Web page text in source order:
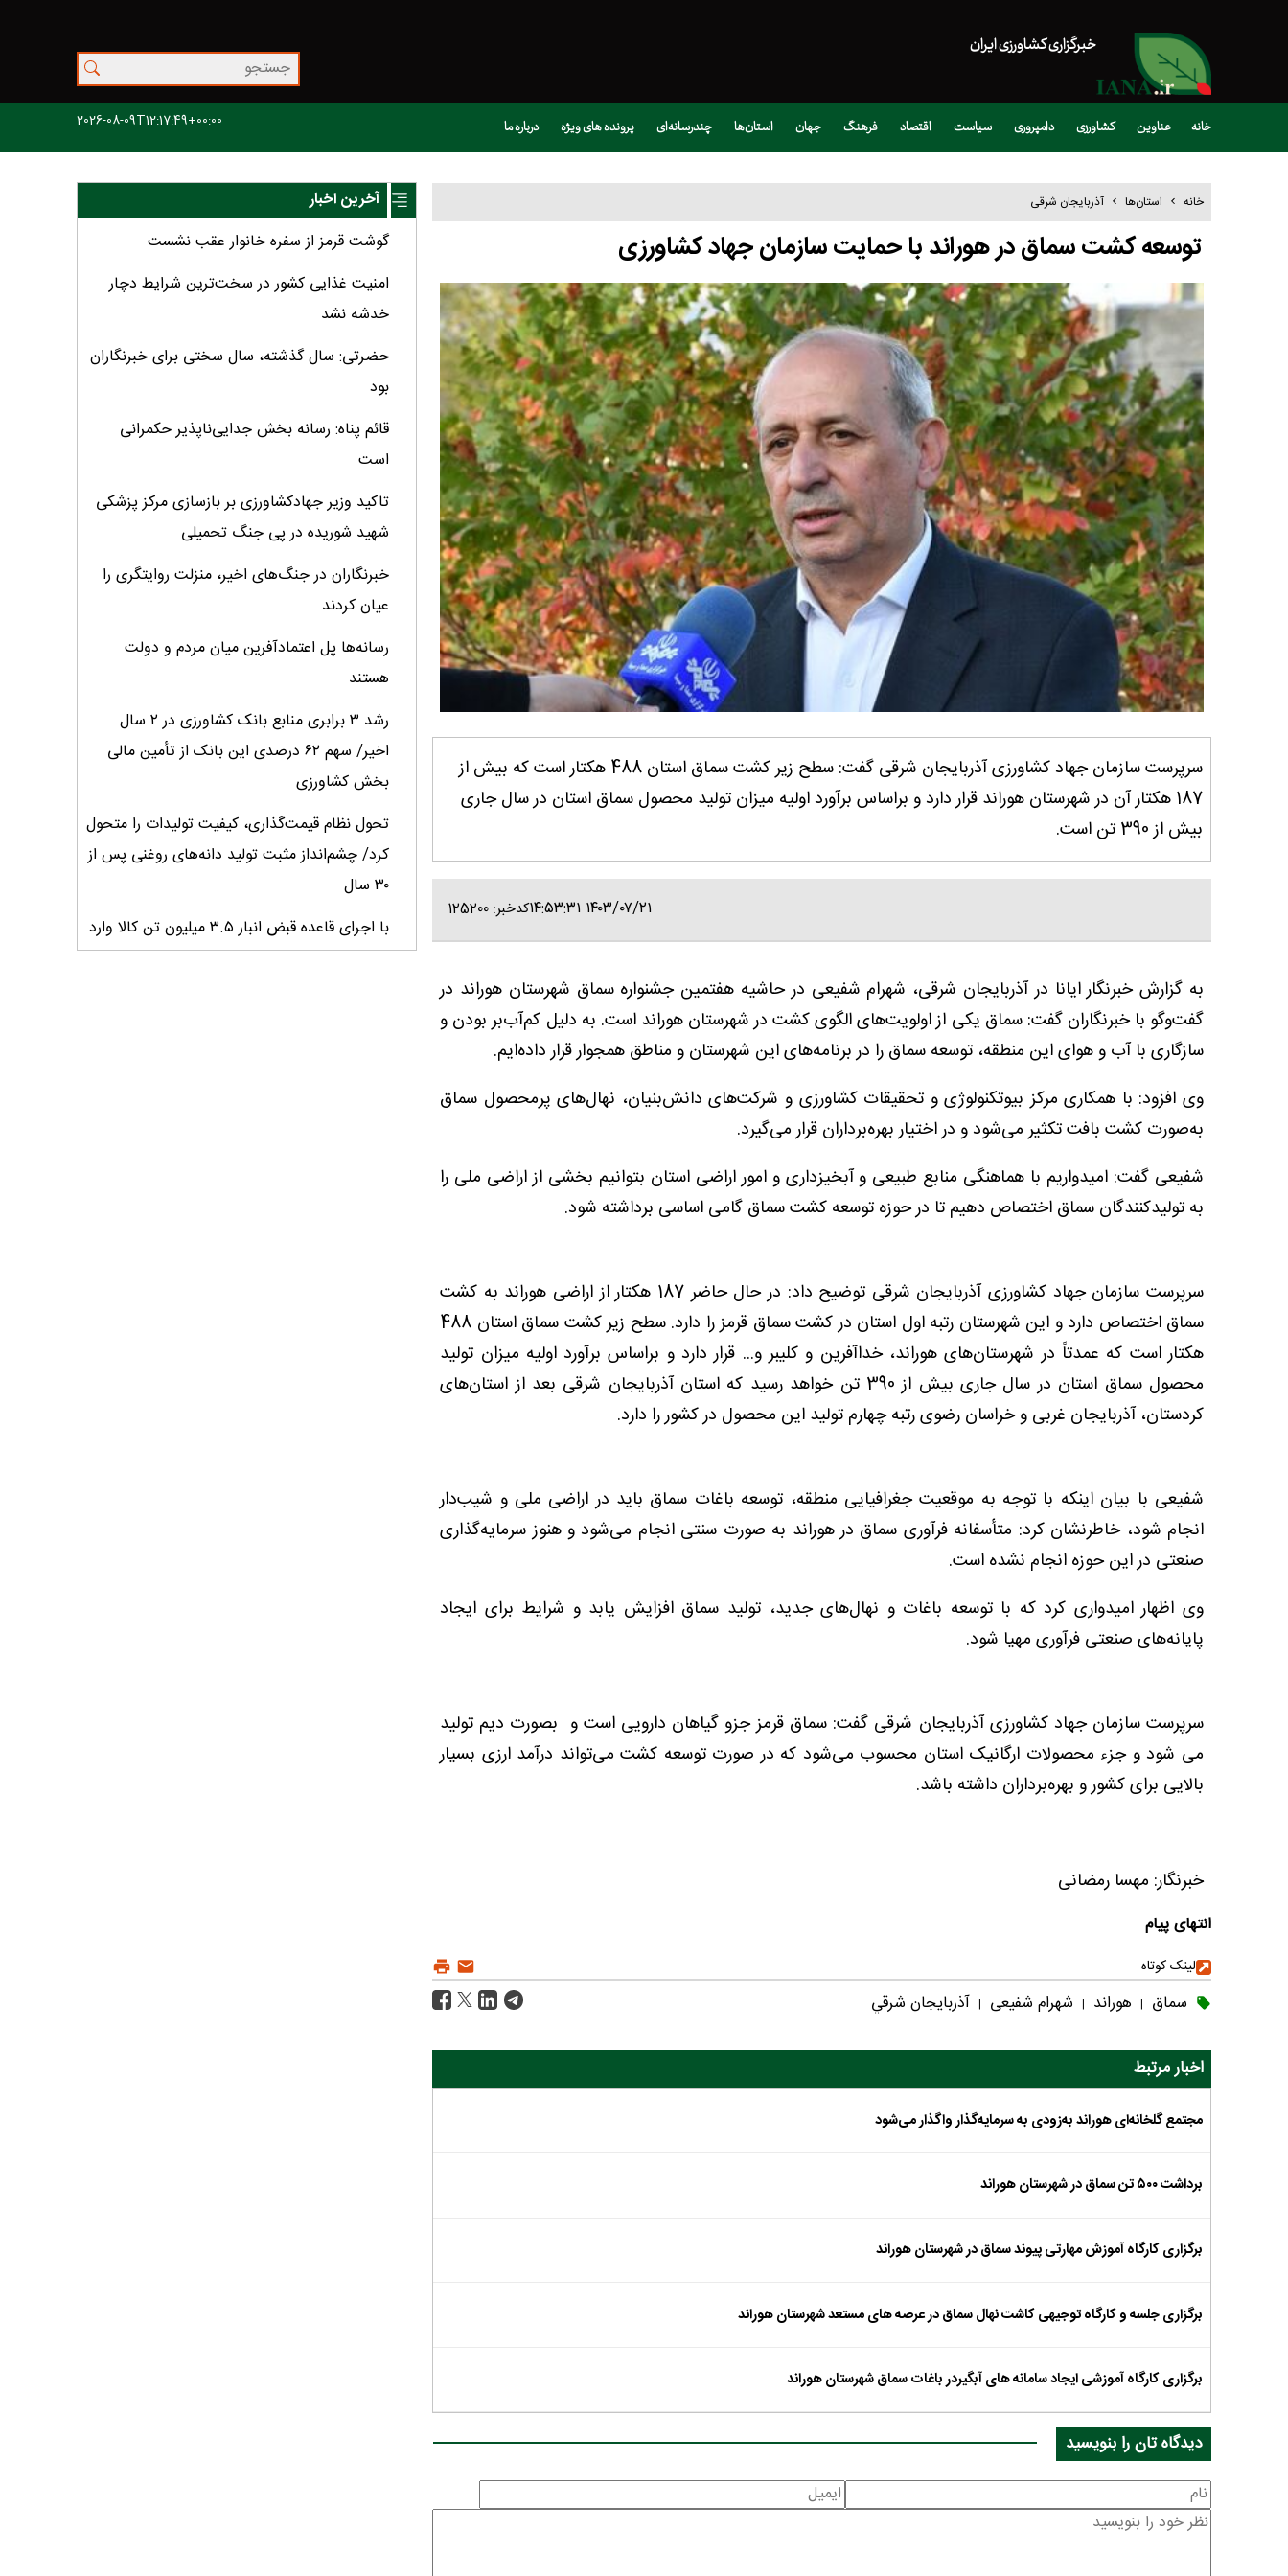
خبرگزاری کشاورزی ایران
خانه عناوین کشاورزی دامپروری سیاست اقتصاد فرهنگ جهان استان‌ها چندرسانه‌ای پرونده های ویژه درباره ما 2026-08-09T12:17:49+00:00
خانه استان‌ها آذربایجان شرقی
توسعه کشت سماق در هوراند با حمایت سازمان جهاد کشاورزی
سرپرست سازمان جهاد کشاورزی آذربایجان شرقی گفت: سطح زیر کشت سماق استان 488 هکتار است که بیش از
187 هکتار آن در شهرستان هوراند قرار دارد و براساس برآورد اولیه میزان تولید محصول سماق استان در سال جاری
بیش از 390 تن است.
۱۴۰۳/۰۷/۲۱ ۱۴:۵۳:۳۱ کدخبر: 125200
به گزارش خبرنگار ایانا در آذربایجان شرقی، شهرام شفیعی در حاشیه هفتمین جشنواره سماق شهرستان هوراند در
گفت‌وگو با خبرنگاران گفت: سماق یکی از اولویت‌های الگوی کشت در شهرستان هوراند است. به دلیل کم‌آب‌بر بودن و
سازگاری با آب و هوای این منطقه، توسعه سماق را در برنامه‌های این شهرستان و مناطق همجوار قرار داده‌ایم.
وی افزود: با همکاری مرکز بیوتکنولوژی و تحقیقات کشاورزی و شرکت‌های دانش‌بنیان، نهال‌های پرمحصول سماق
به‌صورت کشت بافت تکثیر می‌شود و در اختیار بهره‌برداران قرار می‌گیرد.
شفیعی گفت: امیدواریم با هماهنگی منابع طبیعی و آبخیزداری و امور اراضی استان بتوانیم بخشی از اراضی ملی را
به تولیدکنندگان سماق اختصاص دهیم تا در حوزه توسعه کشت سماق گامی اساسی برداشته شود.
سرپرست سازمان جهاد کشاورزی آذربایجان شرقی توضیح داد: در حال حاضر 187 هکتار از اراضی هوراند به کشت
سماق اختصاص دارد و این شهرستان رتبه اول استان در کشت سماق قرمز را دارد. سطح زیر کشت سماق استان 488
هکتار است که عمدتاً در شهرستان‌های هوراند، خداآفرین و کلیبر و... قرار دارد و براساس برآورد اولیه میزان تولید
محصول سماق استان در سال جاری بیش از 390 تن خواهد رسید که استان آذربایجان شرقی بعد از استان‌های
کردستان، آذربایجان غربی و خراسان رضوی رتبه چهارم تولید این محصول در کشور را دارد.
شفیعی با بیان اینکه با توجه به موقعیت جغرافیایی منطقه، توسعه باغات سماق باید در اراضی ملی و شیب‌دار
انجام شود، خاطرنشان کرد: متأسفانه فرآوری سماق در هوراند به ‌صورت سنتی انجام می‌شود و هنوز سرمایه‌گذاری
صنعتی در این حوزه انجام نشده است.
وی اظهار امیدواری کرد که با توسعه باغات و نهال‌های جدید، تولید سماق افزایش یابد و شرایط برای ایجاد
پایانه‌های صنعتی فرآوری مهیا شود.
سرپرست سازمان جهاد کشاورزی آذربایجان شرقی گفت: سماق قرمز جزو گیاهان دارویی است و بصورت دیم تولید
می شود و جزء محصولات ارگانیک استان محسوب می‌شود که در صورت توسعه کشت می‌تواند درآمد ارزی بسیار
بالایی برای کشور و بهره‌برداران داشته باشد.
خبرنگار: مهسا رمضانی
انتهای پیام
لینک کوتاه
سماق | هوراند | شهرام شفیعی | آذربايجان شرقي
اخبار مرتبط
مجتمع گلخانه‌ای هوراند به‌زودی به سرمایه‌گذار واگذار می‌شود
برداشت ۵۰۰ تن سماق در شهرستان هوراند
برگزاری کارگاه آموزش مهارتی پیوند سماق در شهرستان هوراند
برگزاری جلسه و کارگاه توجیهی کاشت نهال سماق در عرصه های مستعد شهرستان هوراند
برگزاری کارگاه آموزشی ایجاد سامانه های آبگیردر باغات سماق شهرستان هوراند
دیدگاه تان را بنویسید
آخرین اخبار
گوشت قرمز از سفره خانوار عقب نشست
امنیت غذایی کشور در سخت‌ترین شرایط دچار
خدشه نشد
حضرتی: سال گذشته، سال سختی برای خبرنگاران
بود
قائم پناه: رسانه بخش جدایی‌ناپذیر حکمرانی
است
تاکید وزیر جهادکشاورزی بر بازسازی مرکز پزشکی
شهید شوریده در پی جنگ تحمیلی
خبرنگاران در جنگ‌های اخیر، منزلت روایتگری را
عیان کردند
رسانه‌ها پل اعتمادآفرین میان مردم و دولت
هستند
رشد ۳ برابری منابع بانک کشاورزی در ۲ سال
اخیر/ سهم ۶۲ درصدی این بانک از تأمین مالی
بخش کشاورزی
تحول نظام قیمت‌گذاری، کیفیت تولیدات را متحول
کرد/ چشم‌انداز مثبت تولید دانه‌های روغنی پس از
۳۰ سال
با اجرای قاعده قبض انبار ۳.۵ میلیون تن کالا وارد
کشور شد